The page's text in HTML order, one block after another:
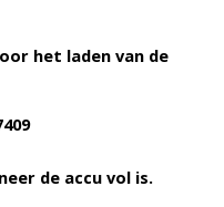
het laden van de
de accu vol is.